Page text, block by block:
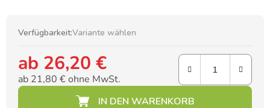
Verfügbarkeit:Variante wählen
ab 26,20 €
ab 21,80 €ohne MwSt.